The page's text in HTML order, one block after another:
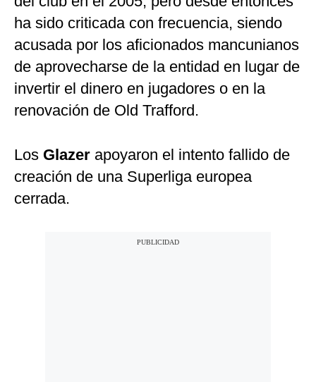
ha sido criticada con frecuencia, siendo
acusada por los aficionados mancunianos
de aprovecharse de la entidad en lugar de
invertir el dinero en jugadores o en la
renovación de Old Trafford.
Los Glazer apoyaron el intento fallido de
creación de una Superliga europea
cerrada.